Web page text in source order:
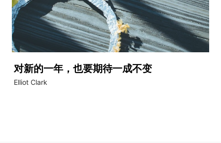
对新的一年，也要期待一成不变
Elliot Clark